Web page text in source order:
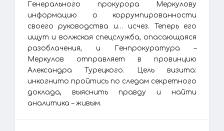
Генерального прокурора Меркулову
информацию о коррумпированности
своего руководства и… исчез. Теперь его
ищут и волжская спецслужба, опасающаяся
разоблачения, и Генпрокуратура –
Меркулов отправляет в провинцию
Александра Турецкого. Цель визита:
инкогнито пройтись по следам секретного
доклада, выяснить правду и найти
аналитика – живым.